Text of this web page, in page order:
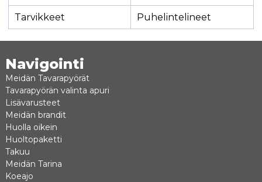
Tarvikkeet Puhelintelineet
Navigointi
Meidän Tavarapyörät
Tavarapyörän valinta apuri
Lisävarusteet
Meidän brandit
Huolla oikein
Huoltopaketti
Takuu
Meidän Tarina
Koeajo